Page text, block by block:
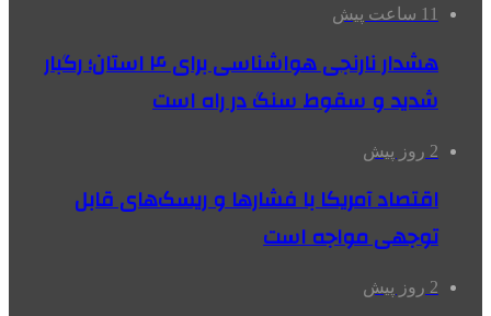
11 ساعت پیش
هشدار نارنجی هواشناسی برای ۴ استان؛ رگبار
شدید و سقوط سنگ در راه است
2 روز پیش
اقتصاد آمریکا با فشارها و ریسک‌های قابل
توجهی مواجه است
2 روز پیش